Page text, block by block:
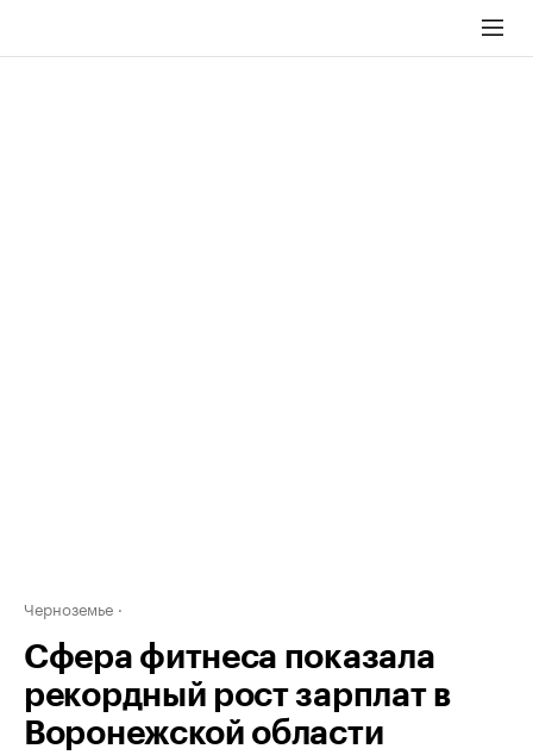
Черноземье
Сфера фитнеса показала
рекордный рост зарплат в
Воронежской области